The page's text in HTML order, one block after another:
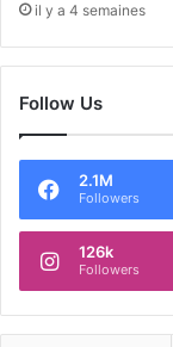
il y a 4 semaines
Follow Us
2.1M
Followers
126k
Followers